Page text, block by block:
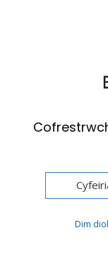
Cynllun
2022-32
Dim